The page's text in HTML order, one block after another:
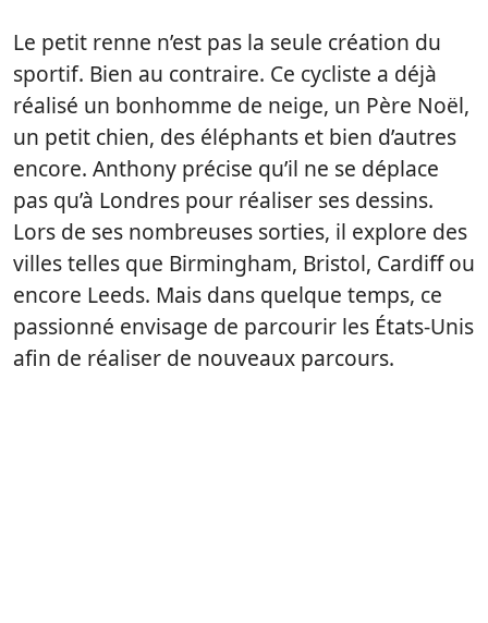
Le petit renne n’est pas la seule création du
sportif. Bien au contraire. Ce cycliste a déjà
réalisé un bonhomme de neige, un Père Noël,
un petit chien, des éléphants et bien d’autres
encore. Anthony précise qu’il ne se déplace
pas qu’à Londres pour réaliser ses dessins.
Lors de ses nombreuses sorties, il explore des
villes telles que Birmingham, Bristol, Cardiff ou
encore Leeds. Mais dans quelque temps, ce
passionné envisage de parcourir les États-Unis
afin de réaliser de nouveaux parcours.